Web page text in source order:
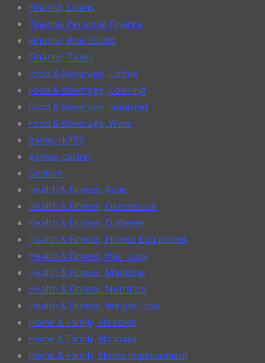
Finance, Loans
Finance, Personal Finance
Finance, Real Estate
Finance, Taxes
Food & Beverage, Coffee
Food & Beverage, Cooking
Food & Beverage, Gourmet
Food & Beverage, Wine
game, ck999
gemes, casino
Gestion
Health & Fitness, Acne
Health & Fitness, Depression
Health & Fitness, Diabetes
Health & Fitness, Fitness Equipment
Health & Fitness, Hair Loss
Health & Fitness, Medicine
Health & Fitness, Nutrition
Health & Fitness, Weight Loss
Home & Family, Hobbies
Home & Family, Holidays
Home & Family, Home Improvement